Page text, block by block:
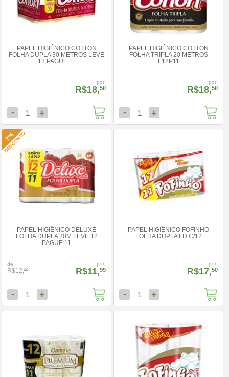
PAPEL HIGIÊNICO COTTON
FOLHA DUPLA 30 METROS LEVE
12 PAGUE 11
por:
R$18,50
- 1 +
PAPEL HIGIÊNICO COTTON
FOLHA TRIPLA 20 METROS
L12P11
por:
R$18,50
- 1 +
7%
DESCONTO
PAPEL HIGIÊNICO DELUXE
FOLHA DUPLA 20M LEVE 12
PAGUE 11
de:
R$12,90
por:
R$11,99
- 1 +
PAPEL HIGIÊNICO FOFINHO
FOLHA DUPLA FD C/12
por:
R$17,50
- 1 +